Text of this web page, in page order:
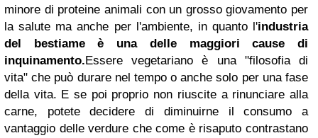
minore di proteine animali con un grosso giovamento per
la salute ma anche per l'ambiente, in quanto l'industria
del bestiame è una delle maggiori cause di
inquinamento.Essere vegetariano è una "filosofia di
vita" che può durare nel tempo o anche solo per una fase
della vita. E se poi proprio non riuscite a rinunciare alla
carne, potete decidere di diminuirne il consumo a
vantaggio delle verdure che come è risaputo contrastano